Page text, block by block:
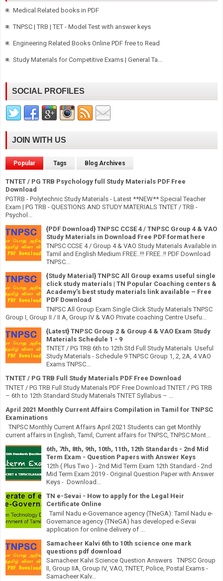
Medical Related books in PDF
TNPSC | TRB | TET - Model Test with answer keys
Engineering Related Books Online PDF free to Read
Study Materials for Competitive Exams | General Ta...
SOCIAL PROFILES
JOIN WITH US
Popular Tags Blog Archives
TNTET / PG TRB Psychology full Study Materials PDF Free
Download
PGTRB - Polytechnic Study Materials - Latest **NEW** Special Teacher
Exam | PG TRB - QUESTIONS AND STUDY MATERIALS TNTET / TRB -
Psychol...
{PDF Download} TNPSC CCSE 4 / TNPSC Group 4 & VAO
Study Materials in Download Free PDF format here
TNPSC CCSE 4 / Group 4 & VAO Study Materials Available in
Tamil and English Medium FREE..!!! FREE..!! PDF Download
TNPSC...
{Study Material} TNPSC All Group exams useful single
click study materials | TN Popular Coaching centers &
Academy’s best study materials link available – Free
PDF Download
TNPSC All Group Exam Single Click Study Materials TNPSC
Group I, Group II / II A, Group IV & VAO Private coaching Centre Usefu...
{Latest} TNPSC Group 2 & Group 4 & VAO Exam Study
Materials Schedule 1 - 9
TNTET / PG TRB 6th to 12th Std Full Study Materials Useful
Study Materials - Schedule 9 TNPSC Group 1, 2, 2A, 4 VAO
Exams TNPSC...
TNTET / PG TRB Full Study Materials PDF Free Download
TNTET / PG TRB Full Study Materials PDF Free Download TNTET / PG TRB
– 6th to 12th Standard Study Materials TNTET Syllabus – ...
April 2021 Monthly Current Affairs Compilation in Tamil for TNPSC
Examinations
TNPSC Monthly Current Affairs April 2021 Students can get Monthly
current affairs in English, Tamil, Current affairs for TNPSC, TNPSC Mont...
6th, 7th, 8th, 9th, 10th, 11th, 12th Standards - 2nd Mid
Term Exam - Question Papers with Answer Keys
12th ( Plus Two ) - 2nd Mid Term Exam 12th Standard - 2nd
Mid Term Exam 2019 - Original Question Paper with Answer
Keys - Download...
TN e-Sevai - How to apply for the Legal Heir
Certificate Online
Tamil Nadu e-Governance agency (TNeGA): Tamil Nadu e-
Governance agency (TNeGA) has developed e-Sevai
application for online delivery of ...
Samacheer Kalvi 6th to 10th science one mark
questions pdf download
Samacheer Kalvi Science Question Answers TNPSC Group
II, Group IIA, Group IV, VAO, TNTET, Police, Postal Exams -
Samacheer Kalv...